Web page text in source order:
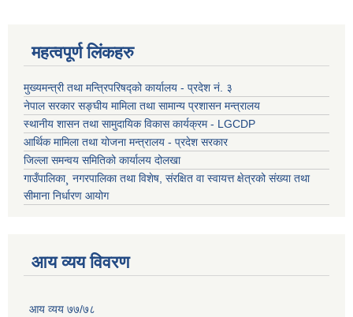
महत्वपूर्ण लिंकहरु
मुख्यमन्त्री तथा मन्त्रिपरिषद्को कार्यालय - प्रदेश नं. ३
नेपाल सरकार सङ्घीय मामिला तथा सामान्य प्रशासन मन्त्रालय
स्थानीय शासन तथा सामुदायिक विकास कार्यक्रम - LGCDP
आर्थिक मामिला तथा योजना मन्त्रालय - प्रदेश सरकार
जिल्ला समन्वय समितिको कार्यालय दोलखा
गाउँपालिका¸ नगरपालिका तथा विशेष, संरक्षित वा स्वायत्त क्षेत्रको संख्या तथा
सीमाना निर्धारण आयोग
आय व्यय विवरण
आय व्यय ७७/७८